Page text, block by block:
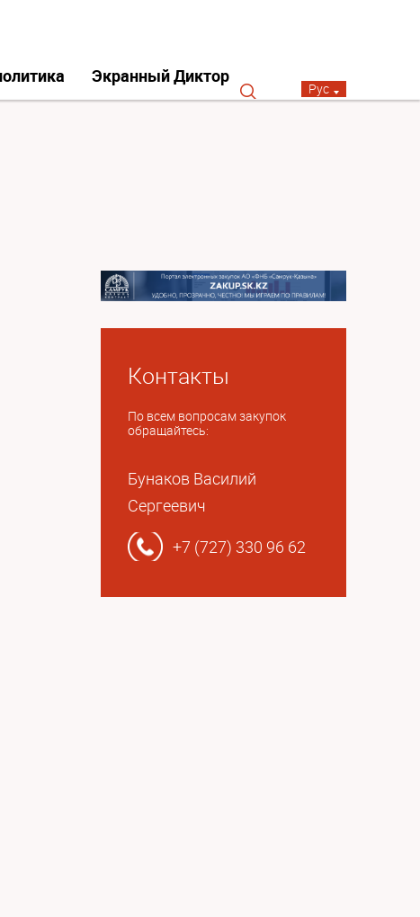
Экранный Диктор
Рус
Контакты
По всем вопросам закупок
обращайтесь:
Бунаков Василий
Сергеевич
+7 (727) 330 96 62